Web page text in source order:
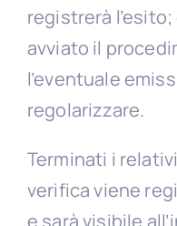
registrerà
avviato il
l’eventuale
regolarizzare.
Terminati i
verifica viene
e sarà visibile